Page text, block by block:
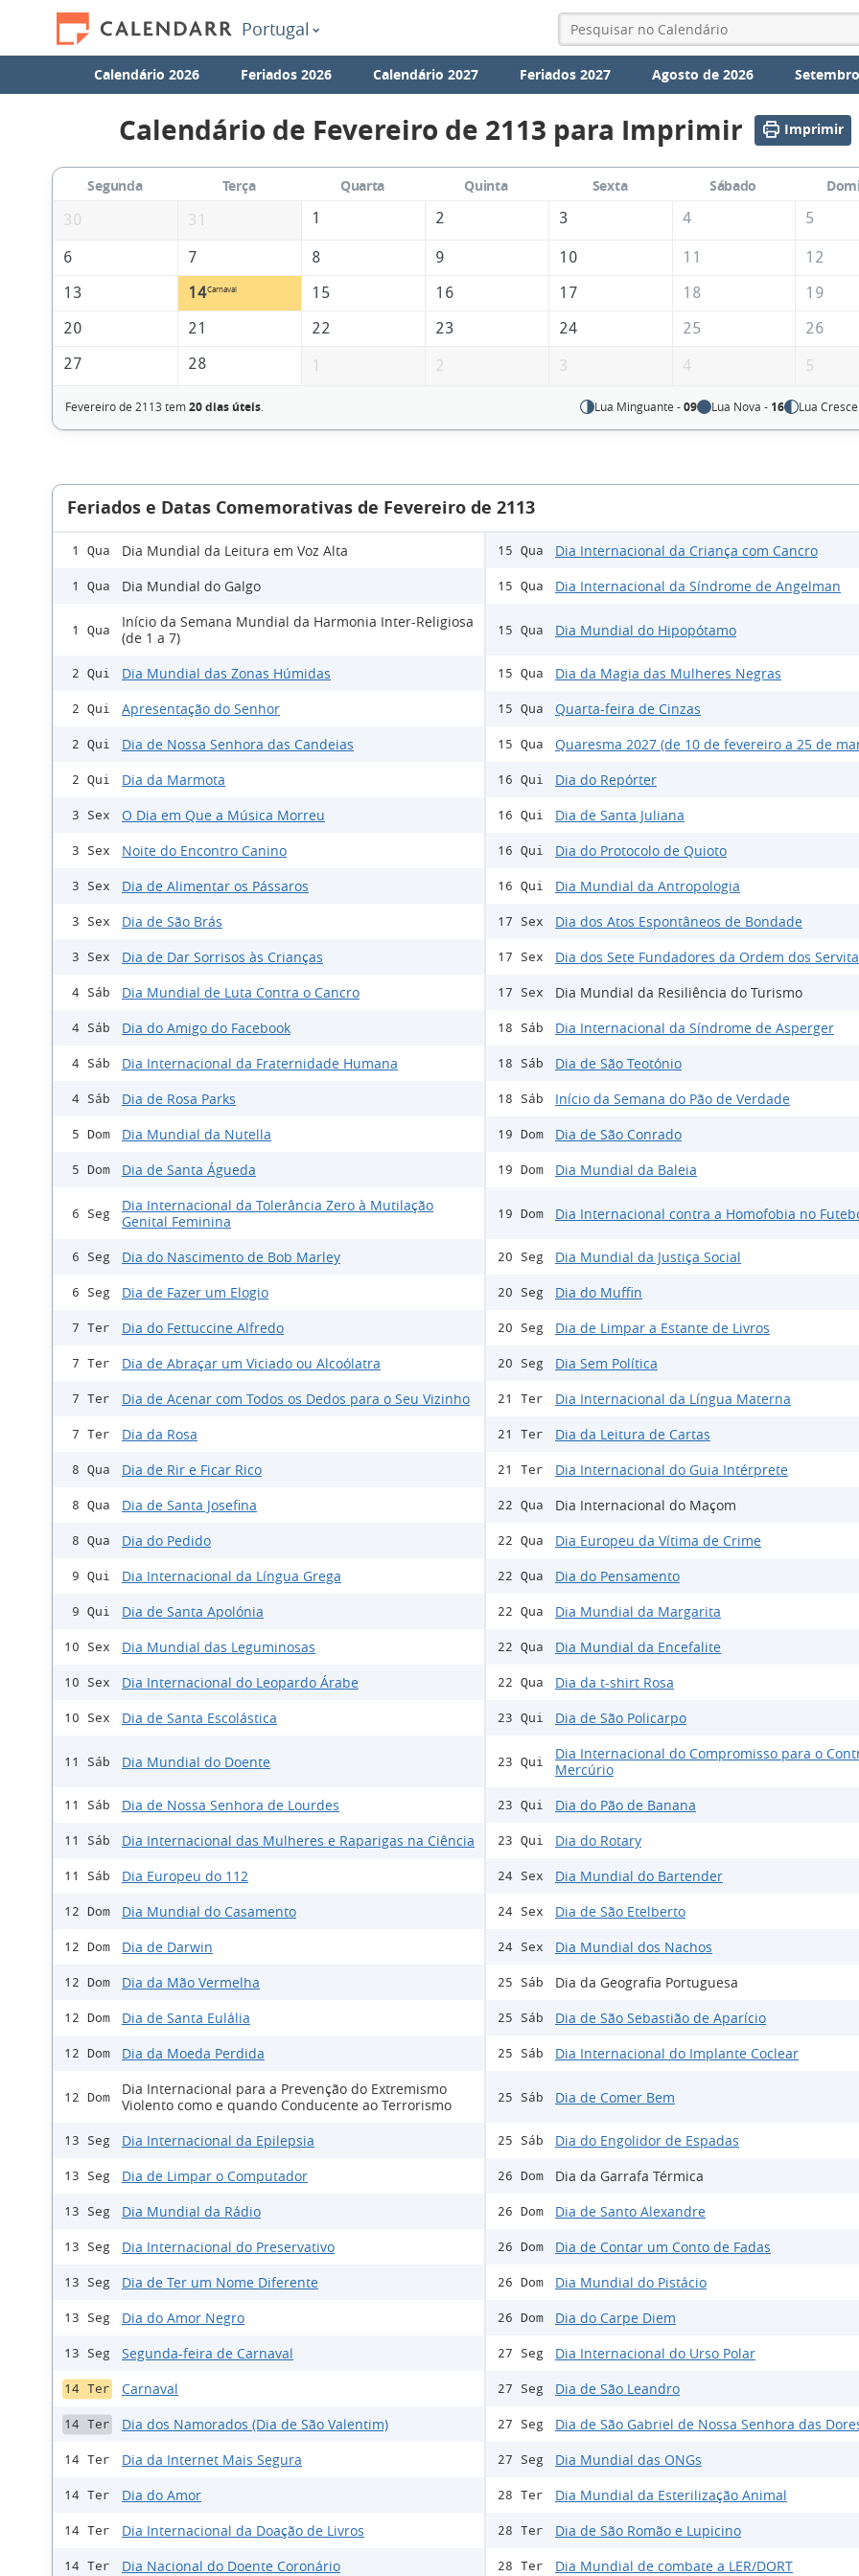
Portugal
Calendário 2026 Feriados 2026 Calendário 2027 Feriados 2027 Agosto de 2026
Calendário de Fevereiro de 2113 para Imprimir Imprimir
Segunda Terça Quarta Quinta Sexta Sábado
30
31 1 2 3 4 5
6 7 8 9 10 11
12
13
14Carnaval 15 16 17 18
19
20
21 22 23 24 25
26
27
28 1 2 3 4 5
Fevereiro de 2113 tem20 dias úteis. Lua Minguante -09 Lua Nova - 16 Lua
Feriados e Datas Comemorativas de Fevereiro de 2113
1 Qua Dia Mundial da Leitura em Voz Alta
1 Qua Dia Mundial do Galgo
1 Qua
Início da Semana Mundial da Harmonia Inter-Religiosa
(de 1 a 7)
2 Qui Dia Mundial das Zonas Húmidas
2 Qui Apresentação do Senhor
2 Qui Dia de Nossa Senhora das Candeias
2 Qui Dia da Marmota
3 Sex O Dia em Que a Música Morreu
3 Sex Noite do Encontro Canino
3 Sex Dia de Alimentar os Pássaros
3 Sex Dia de São Brás
3 Sex Dia de Dar Sorrisos às Crianças
4 Sáb Dia Mundial de Luta Contra o Cancro
4 Sáb Dia do Amigo do Facebook
4 Sáb Dia Internacional da Fraternidade Humana
4 Sáb Dia de Rosa Parks
5 Dom Dia Mundial da Nutella
5 Dom Dia de Santa Águeda
6 Seg
Dia Internacional da Tolerância Zero à Mutilação
Genital Feminina
6 Seg Dia do Nascimento de Bob Marley
6 Seg Dia de Fazer um Elogio
7 Ter Dia do Fettuccine Alfredo
7 Ter Dia de Abraçar um Viciado ou Alcoólatra
7 Ter Dia de Acenar com Todos os Dedos para o Seu Vizinho
7 Ter Dia da Rosa
8 Qua Dia de Rir e Ficar Rico
8 Qua Dia de Santa Josefina
8 Qua Dia do Pedido
9 Qui Dia Internacional da Língua Grega
9 Qui Dia de Santa Apolónia
10 Sex Dia Mundial das Leguminosas
10 Sex Dia Internacional do Leopardo Árabe
10 Sex Dia de Santa Escolástica
11 Sáb Dia Mundial do Doente
11 Sáb Dia de Nossa Senhora de Lourdes
11 Sáb Dia Internacional das Mulheres e Raparigas na Ciência
11 Sáb Dia Europeu do 112
12 Dom Dia Mundial do Casamento
12 Dom Dia de Darwin
12 Dom Dia da Mão Vermelha
12 Dom Dia de Santa Eulália
12 Dom Dia da Moeda Perdida
12 Dom
Dia Internacional para a Prevenção do Extremismo
Violento como e quando Conducente ao Terrorismo
13 Seg Dia Internacional da Epilepsia
13 Seg Dia de Limpar o Computador
13 Seg Dia Mundial da Rádio
13 Seg Dia Internacional do Preservativo
13 Seg Dia de Ter um Nome Diferente
13 Seg Dia do Amor Negro
13 Seg Segunda-feira de Carnaval
14 Ter Carnaval
14 Ter Dia dos Namorados (Dia de São Valentim)
14 Ter Dia da Internet Mais Segura
14 Ter Dia do Amor
14 Ter Dia Internacional da Doação de Livros
14 Ter Dia Nacional do Doente Coronário
15 Qua Dia Internacional da Criança com Cancro
15 Qua Dia Internacional da Síndrome de Angelman
15 Qua Dia Mundial do Hipopótamo
15 Qua Dia da Magia das Mulheres Negras
15 Qua Quarta-feira de Cinzas
15 Qua Quaresma 2027 (de 10 de fevereiro a 25 de
16 Qui Dia do Repórter
16 Qui Dia de Santa Juliana
16 Qui Dia do Protocolo de Quioto
16 Qui Dia Mundial da Antropologia
17 Sex Dia dos Atos Espontâneos de Bondade
17 Sex Dia dos Sete Fundadores da Ordem dos
17 Sex Dia Mundial da Resiliência do Turismo
18 Sáb Dia Internacional da Síndrome de Asperger
18 Sáb Dia de São Teotónio
18 Sáb Início da Semana do Pão de Verdade
19 Dom Dia de São Conrado
19 Dom Dia Mundial da Baleia
19 Dom Dia Internacional contra a Homofobia no
20 Seg Dia Mundial da Justiça Social
20 Seg Dia do Muffin
20 Seg Dia de Limpar a Estante de Livros
20 Seg Dia Sem Política
21 Ter Dia Internacional da Língua Materna
21 Ter Dia da Leitura de Cartas
21 Ter Dia Internacional do Guia Intérprete
22 Qua Dia Internacional do Maçom
22 Qua Dia Europeu da Vítima de Crime
22 Qua Dia do Pensamento
22 Qua Dia Mundial da Margarita
22 Qua Dia Mundial da Encefalite
22 Qua Dia da t-shirt Rosa
23 Qui Dia de São Policarpo
23 Qui
Dia Internacional do Compromisso para o
Mercúrio
23 Qui Dia do Pão de Banana
23 Qui Dia do Rotary
24 Sex Dia Mundial do Bartender
24 Sex Dia de São Etelberto
24 Sex Dia Mundial dos Nachos
25 Sáb Dia da Geografia Portuguesa
25 Sáb Dia de São Sebastião de Aparício
25 Sáb Dia Internacional do Implante Coclear
25 Sáb Dia de Comer Bem
25 Sáb Dia do Engolidor de Espadas
26 Dom Dia da Garrafa Térmica
26 Dom Dia de Santo Alexandre
26 Dom Dia de Contar um Conto de Fadas
26 Dom Dia Mundial do Pistácio
26 Dom Dia do Carpe Diem
27 Seg Dia Internacional do Urso Polar
27 Seg Dia de São Leandro
27 Seg Dia de São Gabriel de Nossa Senhora das
27 Seg Dia Mundial das ONGs
28 Ter Dia Mundial da Esterilização Animal
28 Ter Dia de São Romão e Lupicino
28 Ter Dia Mundial de combate a LER/DORT